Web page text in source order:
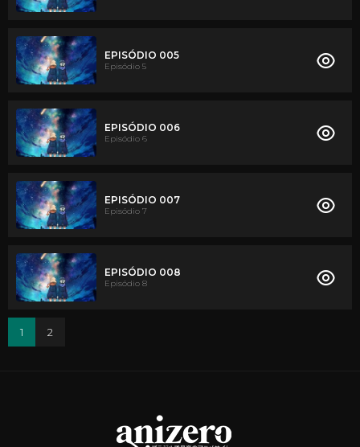
EPISÓDIO 005
Episódio 5
EPISÓDIO 006
Episódio 6
EPISÓDIO 007
Episódio 7
EPISÓDIO 008
Episódio 8
1 2